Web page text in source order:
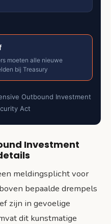
moeten alle nieuwe
bij Treasury
Outbound Investment
Act
Investment
meldingsplicht voor
bepaalde drempels
zijn in gevoelige
dit kunstmatige